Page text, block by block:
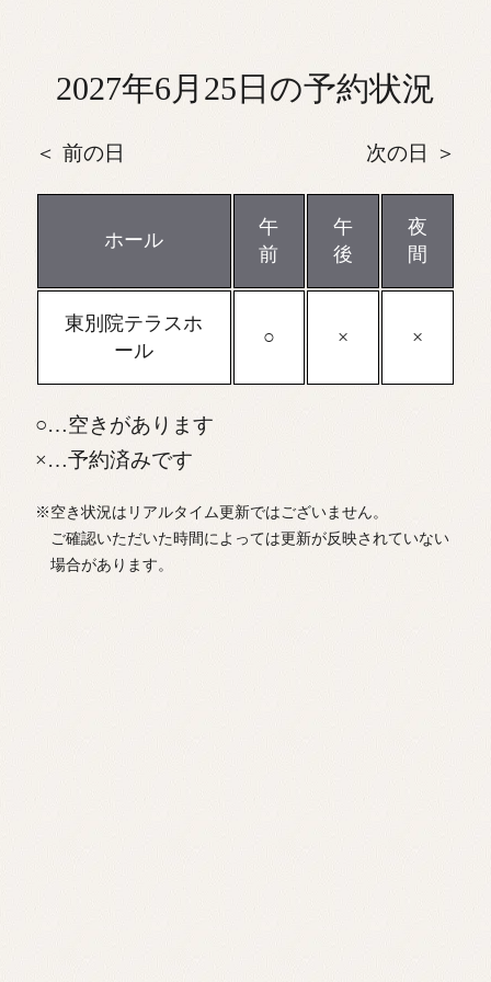
2027年6月25日の予約状況
前の日 次の日
ホール
午
前
午
後
夜
間
東別院テラスホ
ール
…空きがあります
…予約済みです
※空き状況はリアルタイム更新ではございません。
ご確認いただいた時間によっては更新が反映されていない
場合があります。